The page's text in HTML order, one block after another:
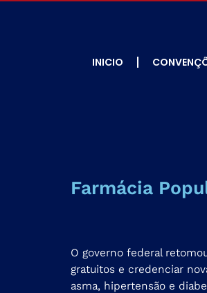
INICIO
Farmácia
O governo federal
gratuitos e credenciar
asma, hipertensão e